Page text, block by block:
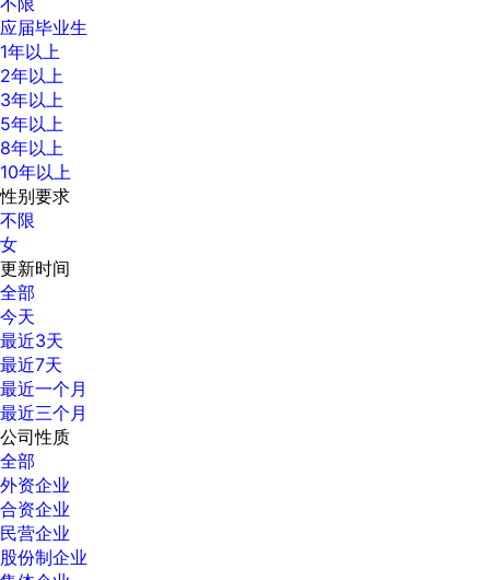
应届毕业生
1年以上
2年以上
3年以上
5年以上
8年以上
10年以上
性别要求
不限
女
更新时间
全部
今天
最近3天
最近7天
最近一个月
最近三个月
公司性质
全部
外资企业
合资企业
民营企业
股份制企业